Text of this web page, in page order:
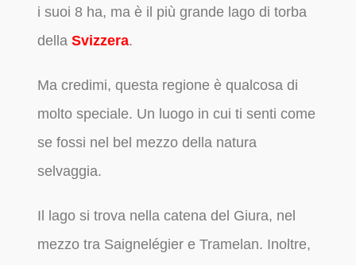
i suoi 8 ha, ma è il più grande lago di torba
dellaSvizzera.
Ma credimi, questa regione è qualcosa di
molto speciale. Un luogo in cui ti senti come
se fossi nel bel mezzo della natura
selvaggia.
Il lago si trova nella catena del Giura, nel
mezzo tra Saignelégier e Tramelan. Inoltre,